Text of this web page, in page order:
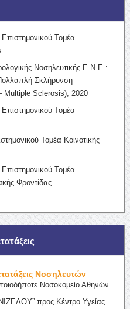
Τομέα
Νοσηλευτικής Ε.Ν.Ε.:
Σκλήρυνση
Multiple Sclerosis), 2020
Τομέα
Τομέα Κοινοτικής
Τομέα
Φροντίδας
Νοσηλευτών
Νοσοκομείο Αθηνών
προς Κέντρο Υγείας